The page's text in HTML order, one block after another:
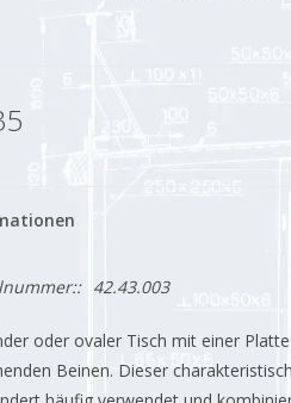
42.43.003
oder ovaler Tisch mit einer
Beinen. Dieser